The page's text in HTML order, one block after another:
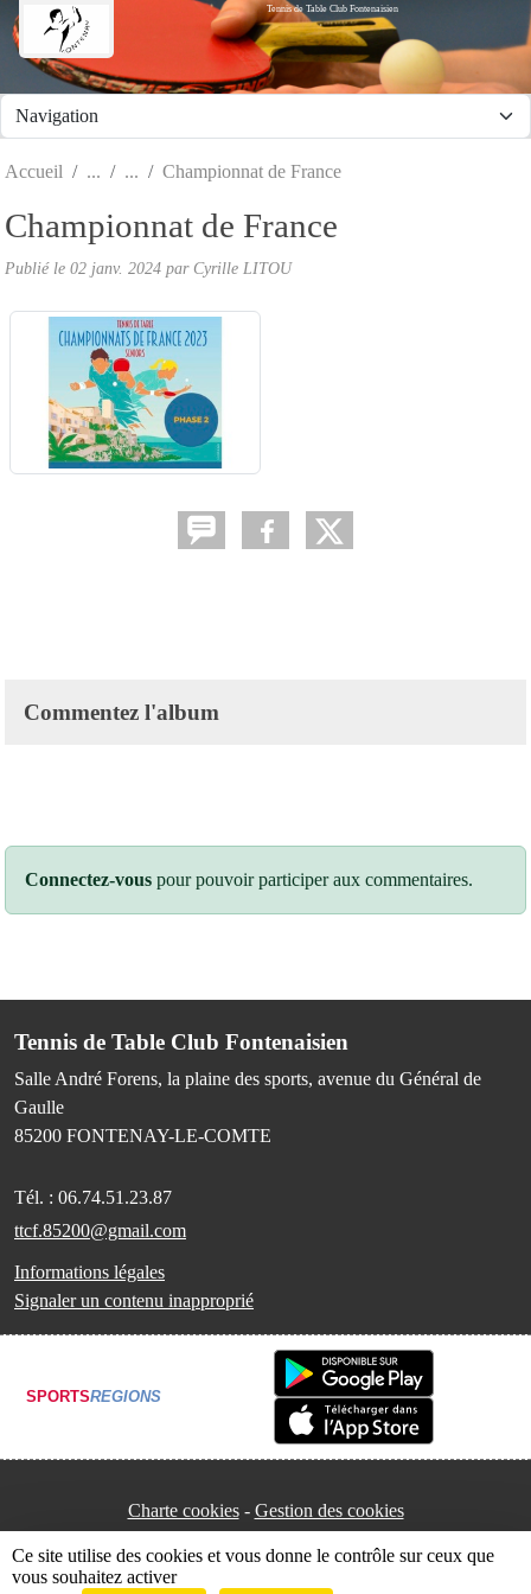
Tennis de Table Club Fontenaisien
Accueil Championnat de France
Championnat de France
Publié le 02 janv. 2024 par Cyrille LITOU
Commentez l'album
Connectez-vous pour pouvoir participer aux commentaires.
Tennis de Table Club Fontenaisien
Salle André Forens, la plaine des sports, avenue du Général de
Gaulle
85200 FONTENAY-LE-COMTE
Tél. : 06.74.51.23.87
ttcf.85200@gmail.com
Informations légales
Signaler un contenu inapproprié
SPORTSREGIONS
Charte cookies Gestion des cookies
Panneau de gestion des cookies
Ce site utilise des cookies et vous donne le contrôle sur ceux que
vous souhaitez activer